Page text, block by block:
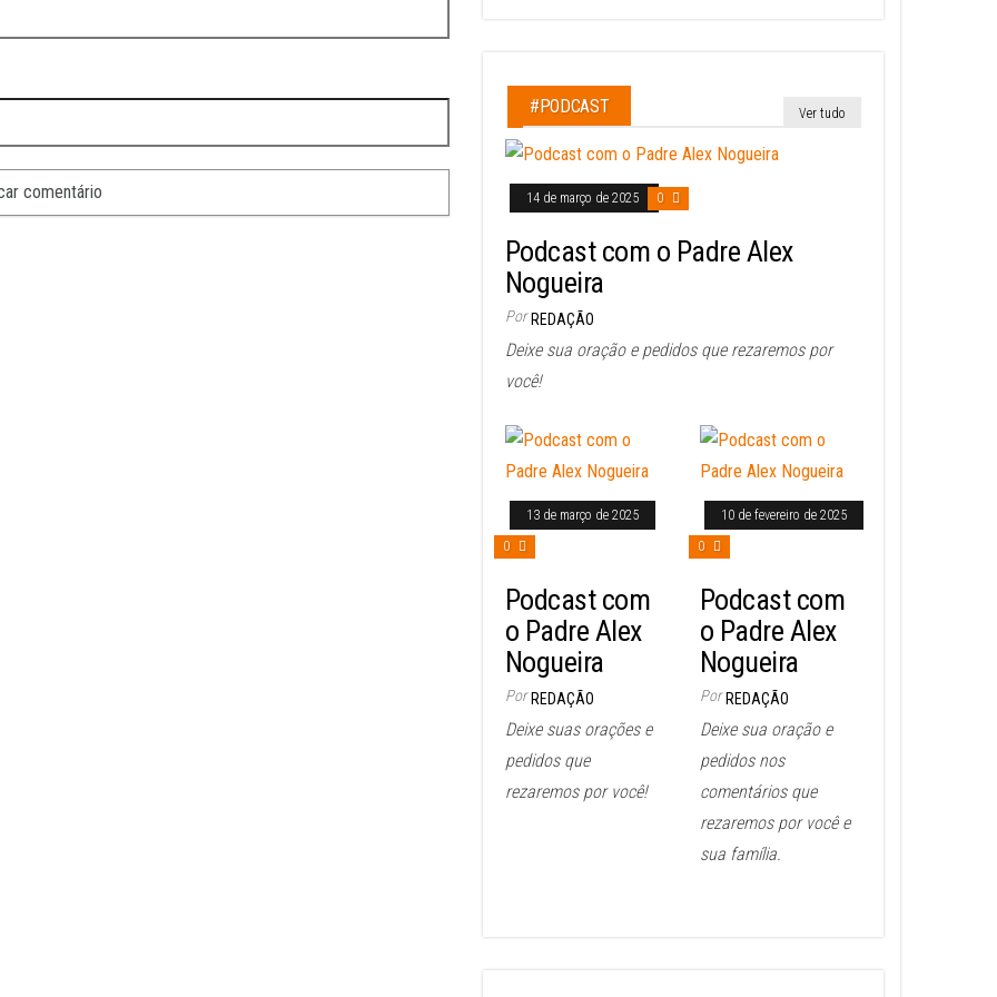
#PODCAST Ver tudo
14 de março de 2025 0
Podcast com o Padre Alex
Nogueira
Por REDAÇÃO
Deixe sua oração e pedidos que rezaremos por
você!
13 de março de 2025
0
Podcast com
o Padre Alex
Nogueira
Por REDAÇÃO
Deixe suas orações e
pedidos que
rezaremos por você!
10 de fevereiro de 2025
0
Podcast com
o Padre Alex
Nogueira
Por REDAÇÃO
Deixe sua oração e
pedidos nos
comentários que
rezaremos por você e
sua família.